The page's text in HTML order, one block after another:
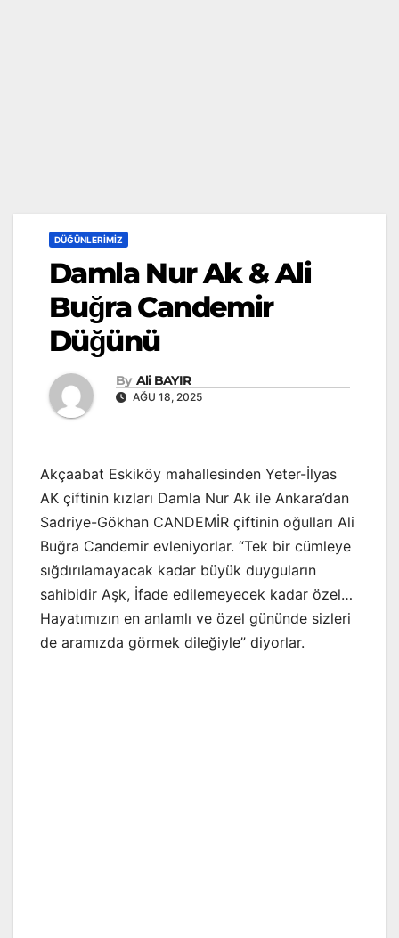
DÜĞÜNLERIMIZ
Damla Nur Ak & Ali
Buğra Candemir
Düğünü
By Ali BAYIR
AĞU 18, 2025
Akçaabat Eskiköy mahallesinden Yeter-İlyas
AK çiftinin kızları Damla Nur Ak ile Ankara’dan
Sadriye-Gökhan CANDEMİR çiftinin oğulları Ali
Buğra Candemir evleniyorlar. “Tek bir cümleye
sığdırılamayacak kadar büyük duyguların
sahibidir Aşk, İfade edilemeyecek kadar özel…
Hayatımızın en anlamlı ve özel gününde sizleri
de aramızda görmek dileğiyle” diyorlar.